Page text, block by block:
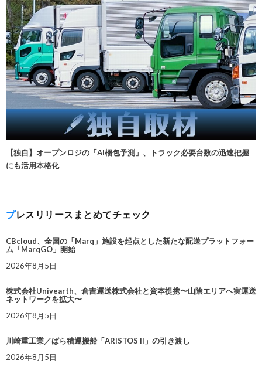
【独自】オープンロジの「AI梱包予測」、トラック必要台数の迅速把握
にも活用本格化
プレスリリースまとめてチェック
CBcloud、全国の「Marq」施設を起点とした新たな配送プラットフォー
ム「MarqGO」開始
2026年8月5日
株式会社Univearth、倉吉運送株式会社と資本提携〜山陰エリアへ実運送
ネットワークを拡大〜
2026年8月5日
川崎重工業／ばら積運搬船「ARISTOS II」の引き渡し
2026年8月5日